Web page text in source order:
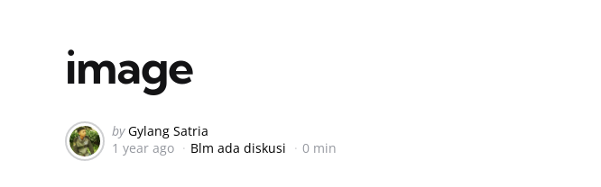
image
Posted
by
by Gylang Satria
1 year ago
Blm ada diskusi 0 min